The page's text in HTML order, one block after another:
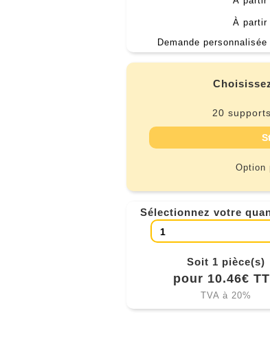
À
Demande
20
Option
Sélectionnez votre
Soit 1 pièce(s)
pour 10.46€
TVA à 20%